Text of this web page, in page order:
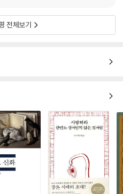
전체보기